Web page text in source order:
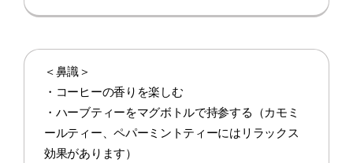
＜鼻識＞
・コーヒーの香りを楽しむ
・ハーブティーをマグボトルで持参する（カモミ
ールティー、ペパーミントティーにはリラックス
効果があります）